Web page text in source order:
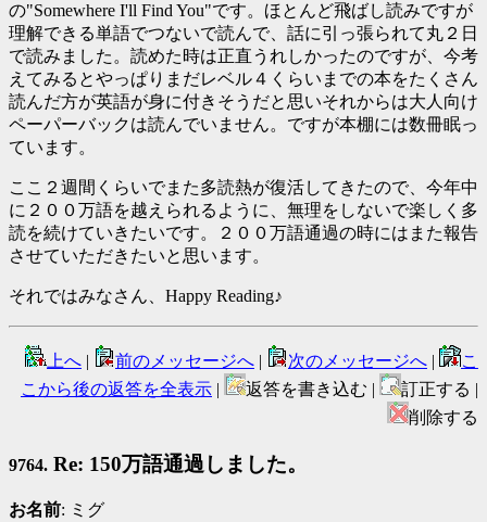
の"Somewhere I'll Find You"です。ほとんど飛ばし読みですが
理解できる単語でつないで読んで、話に引っ張られて丸２日
で読みました。読めた時は正直うれしかったのですが、今考
えてみるとやっぱりまだレベル４くらいまでの本をたくさん
読んだ方が英語が身に付きそうだと思いそれからは大人向け
ペーパーバックは読んでいません。ですが本棚には数冊眠っ
ています。
ここ２週間くらいでまた多読熱が復活してきたので、今年中
に２００万語を越えられるように、無理をしないで楽しく多
読を続けていきたいです。２００万語通過の時にはまた報告
させていただきたいと思います。
それではみなさん、Happy Reading♪
上へ | 前のメッセージへ | 次のメッセージへ |
こ
こから後の返答を全表示 | 返答を書き込む |
訂正する |
削除する
9764. Re: 150万語通過しました。
お名前: ミグ